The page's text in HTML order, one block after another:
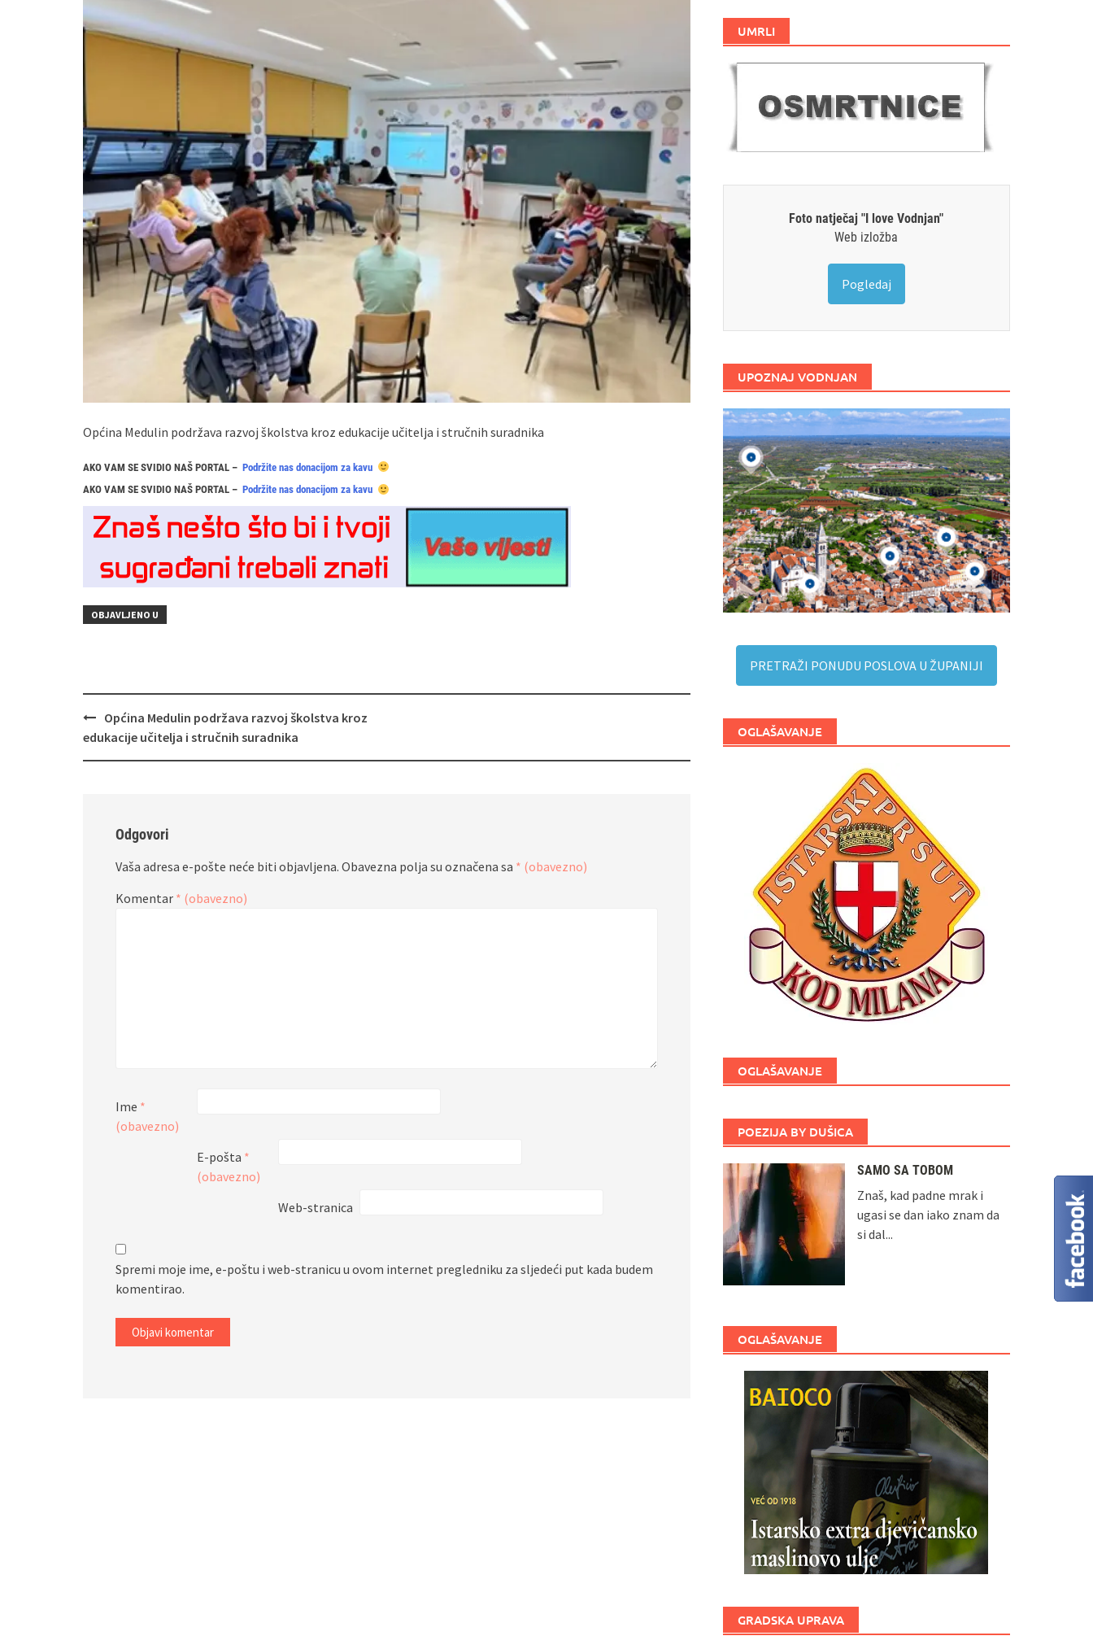
Općina Medulin podržava razvoj školstva kroz edukacije učitelja i stručnih suradnika
AKO VAM SE SVIDIO NAŠ PORTAL – Podržite nas donacijom za kavu
AKO VAM SE SVIDIO NAŠ PORTAL – Podržite nas donacijom za kavu
OBJAVLJENO U
Navigacija
objava
Općina Medulin podržava razvoj školstva kroz
edukacije učitelja i stručnih suradnika
Odgovori
Vaša adresa e-pošte neće biti objavljena. Obavezna polja su označena sa * (obavezno)
Komentar * (obavezno)
Ime *
(obavezno)
E-pošta *
(obavezno)
Web-stranica
Spremi moje ime, e-poštu i web-stranicu u ovom internet pregledniku za sljedeći put kada budem
komentirao.
UMRLI
Foto natječaj "I love Vodnjan"
Web izložba
Pogledaj
UPOZNAJ VODNJAN
PRETRAŽI PONUDU POSLOVA U ŽUPANIJI
OGLAŠAVANJE
OGLAŠAVANJE
POEZIJA BY DUŠICA
SAMO SA TOBOM
Znaš, kad padne mrak i
ugasi se dan iako znam da
si dal...
OGLAŠAVANJE
GRADSKA UPRAVA